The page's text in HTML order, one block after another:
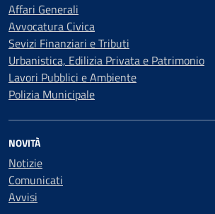
Affari Generali
Avvocatura Civica
Sevizi Finanziari e Tributi
Urbanistica, Edilizia Privata e Patrimonio
Lavori Pubblici e Ambiente
Polizia Municipale
NOVITÀ
Notizie
Comunicati
Avvisi